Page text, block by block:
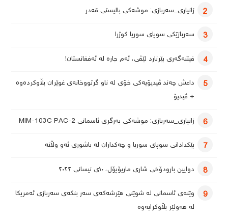
2 زانیاری_سەربازی: موشەکی بالیستی قەدر
3 سەربازێکی سوپای سوریا کوژرا
4 فیتنەگەری بێرنارد لێڤی، ئەم جارە لە ئەفغانستان!
5
داعش چەند ڤیدیۆیەکی خۆی لە ناو گرتووخانەی غوێران بڵاوکردەوە
+ ڤیدیۆ
6 زانیاری_سەربازی: موشەکی بەرگری ئاسمانی MIM-103C PAC-2
7 پێکدادانی سوپای سوریا و چەکداران لە باشوری ئەو وڵاتە
8 دوایین بارودۆخی شاری ماریۆپۆل، ١٠ی نیسانی ٢٠٢٢
9
وێنەی ئاسمانی لە شوێنی هێرشەکەی سەر بنکەی سەربازی ئەمریکا
لە هەولێر بڵاوکرایەوە